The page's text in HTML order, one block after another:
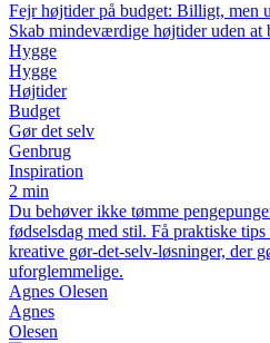
Fejr højtider på budget: Billigt, men
Skab mindeværdige højtider uden at
Hygge
Hygge
Højtider
Budget
Gør det selv
Genbrug
Inspiration
2 min
Du behøver ikke tømme
fødselsdag med stil. Få praktiske
kreative gør-det-selv-løsninger, der
uforglemmelige.
Agnes Olesen
Agnes
Olesen